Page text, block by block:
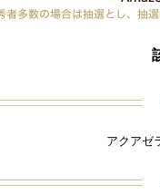
アクアゼ